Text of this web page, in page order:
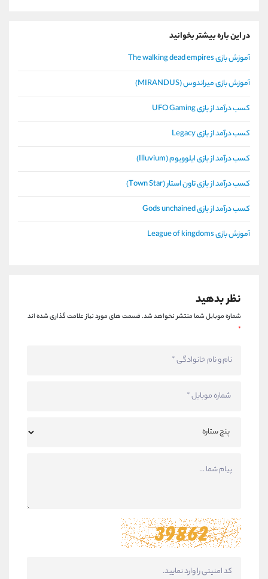
در این باره بیشتر بخوانید
آموزش بازی The walking dead empires
آموزش بازی میراندوس (MIRANDUS)
کسب درآمد از بازی UFO Gaming
کسب درآمد از بازی Legacy
کسب درآمد از بازی ایلوویوم (Illuvium)
کسب درآمد از بازی تاون استار (Town Star)
کسب درآمد از بازی Gods unchained
آموزش بازی League of kingdoms
نظر بدهید
شماره موبایل شما منتشر نخواهد شد.قسمت های مورد نیاز علامت گذاری شده اند
*